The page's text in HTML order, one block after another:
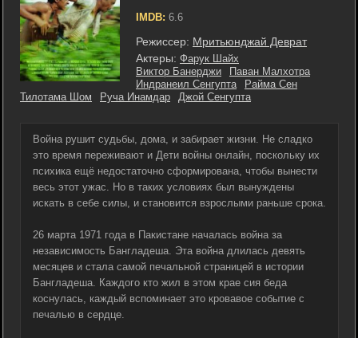
IMDB: 6.6
Режиссер: Мритьюнджай Деврат
Актеры: Фарук Шайх
Виктор Банерджи
Паван Малхотра
Индранеил Сенгупта
Райма Сен
Тилотама Шом
Руча Инамдар Джой Сенгупта
Война рушит судьбы, дома, и забирает жизни. Не сладко
это время переживают и Дети войны онлайн, поскольку их
психика ещё недостаточно сформирована, чтобы вынести
весь этот ужас. Но в таких условиях был вынуждены
искать в себе силы, и становится взрослыми раньше срока.
26 марта 1971 года в Пакистане началась война за
независимость Бангладеша. Эта война длилась девять
месяцев и стала самой печальной страницей в истории
Бангладеша. Каждого кто жил в этом крае сия беда
коснулась, каждый вспоминает это кровавое событие с
печалью в сердце.